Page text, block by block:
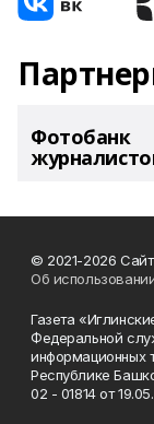
Фотобанк
© 2021-2026
Об
Газета
Федеральной
информационных
Республике
02 - 01814 от